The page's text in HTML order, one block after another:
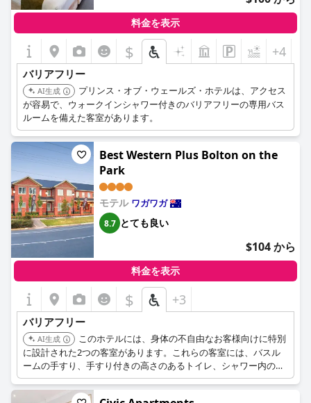
シビリティを必要とする旅行者にとって全体的な体験を向上させ
料金を表示
$ +4
バリアフリー
AI生成
プリンス・オブ・ウェールズ・ホテルは、アクセス
が容易で、ウォークインシャワー付きのバリアフリーの専用バス
ルームを備えた客室があります。
Best Western Plus Bolton on the
Park
モテル ワガワガ
8.7 とても良い
$104 から
料金を表示
$ +3
バリアフリー
AI生成
このホテルには、身体の不自由なお客様向けに特別
に設計された2つの客室があります。これらの客室には、バスル
ームの手すり、手すり付きの高さのあるトイレ、シャワー内の安
全バー、ウォークインシャワーなどの設備が含まれています。こ
の施設は、アクセスランプを備え、車椅子でのアクセスが可能で